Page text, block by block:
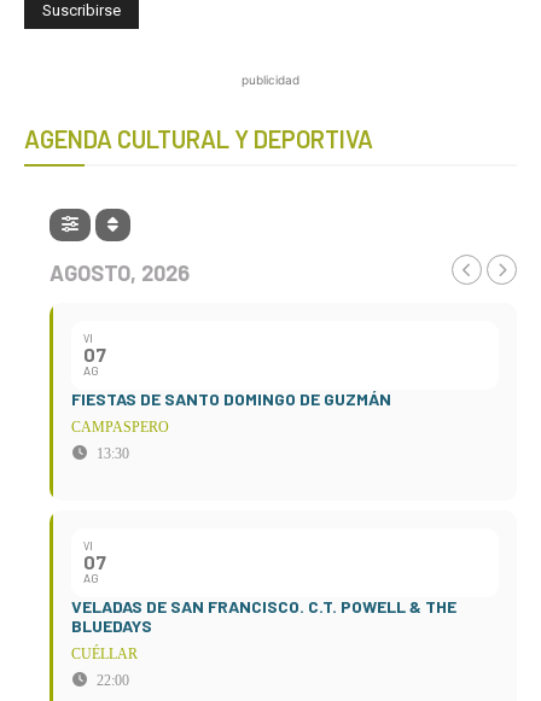
publicidad
AGENDA CULTURAL Y DEPORTIVA
AGOSTO, 2026
VI
07
AG
FIESTAS DE SANTO DOMINGO DE GUZMÁN
CAMPASPERO
13:30
VI
07
AG
VELADAS DE SAN FRANCISCO. C.T. POWELL & THE
BLUEDAYS
CUÉLLAR
22:00